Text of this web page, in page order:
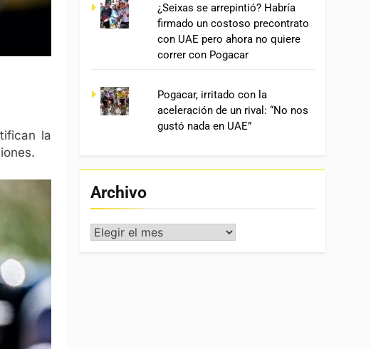
la
¿Seixas se arrepintió? Habría
firmado un costoso precontrato
con UAE pero ahora no quiere
correr con Pogacar
Pogacar, irritado con la
aceleración de un rival: “No nos
gustó nada en UAE”
Archivo
Archivo